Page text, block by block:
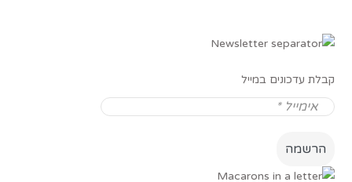
קבלת עדכונים במייל